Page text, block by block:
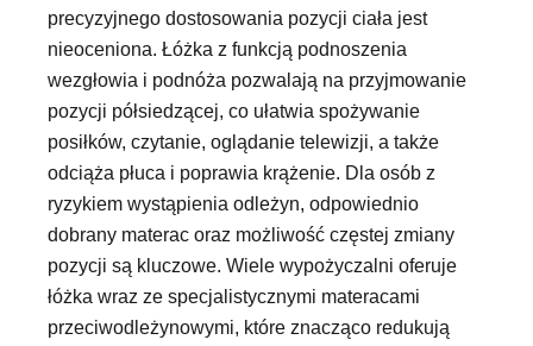
precyzyjnego dostosowania pozycji ciała jest
nieoceniona. Łóżka z funkcją podnoszenia
wezgłowia i podnóża pozwalają na przyjmowanie
pozycji półsiedzącej, co ułatwia spożywanie
posiłków, czytanie, oglądanie telewizji, a także
odciąża płuca i poprawia krążenie. Dla osób z
ryzykiem wystąpienia odleżyn, odpowiednio
dobrany materac oraz możliwość częstej zmiany
pozycji są kluczowe. Wiele wypożyczalni oferuje
łóżka wraz ze specjalistycznymi materacami
przeciwodleżynowymi, które znacząco redukują